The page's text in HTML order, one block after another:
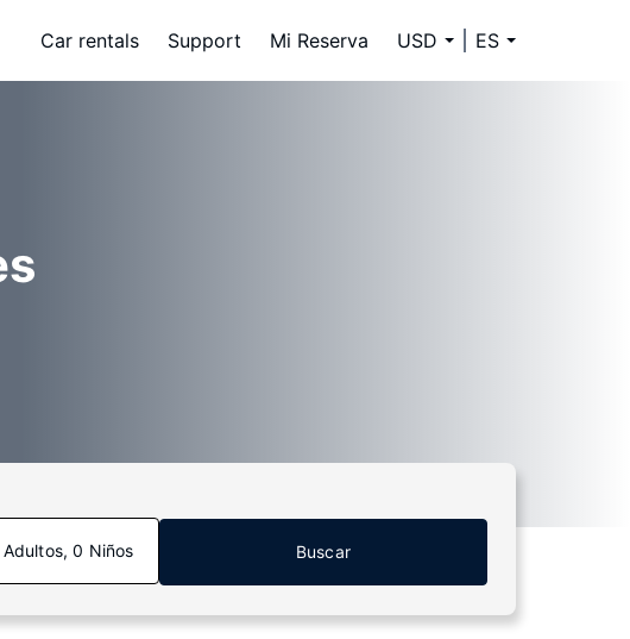
Car rentals Support Mi Reserva USD ES
0 Niños Buscar